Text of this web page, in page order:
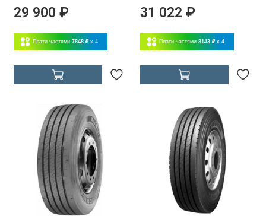
29 900 ₽
Плати частями 7848 ₽ x 4
31 022 ₽
Плати частями 8143 ₽ x 4